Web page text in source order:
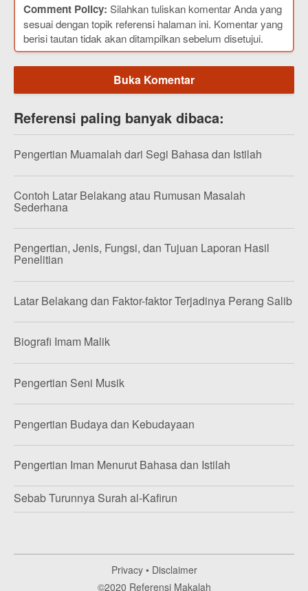
Comment Policy: Silahkan tuliskan komentar Anda yang
sesuai dengan topik referensi halaman ini. Komentar yang
berisi tautan tidak akan ditampilkan sebelum disetujui.
Buka Komentar
Referensi paling banyak dibaca:
Pengertian Muamalah dari Segi Bahasa dan Istilah
Contoh Latar Belakang atau Rumusan Masalah
Sederhana
Pengertian, Jenis, Fungsi, dan Tujuan Laporan Hasil
Penelitian
Latar Belakang dan Faktor-faktor Terjadinya Perang Salib
Biografi Imam Malik
Pengertian Seni Musik
Pengertian Budaya dan Kebudayaan
Pengertian Iman Menurut Bahasa dan Istilah
Sebab Turunnya Surah al-Kafirun
Privacy• Disclaimer
©2020 Referensi Makalah